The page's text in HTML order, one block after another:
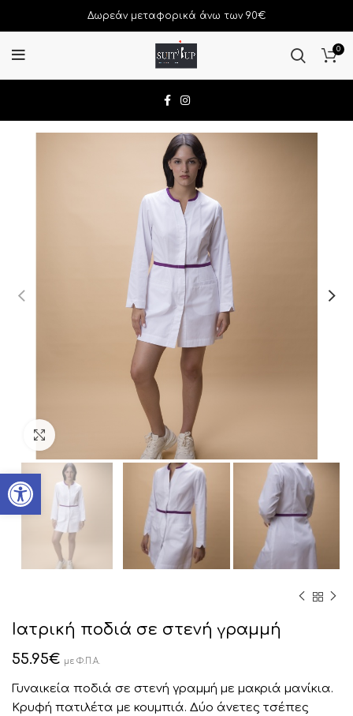
Ανοίξτε τη γραμμή εργαλείων
Δωρεάν μεταφορικά άνω των 90€
0
Ιατρική ποδιά σε στενή γραμμή
55.95€ με Φ.Π.Α.
Γυναικεία ποδιά σε στενή γραμμή με μακριά μανίκια.
Κρυφή πατιλέτα με κουμπιά. Δύο άνετες τσέπες